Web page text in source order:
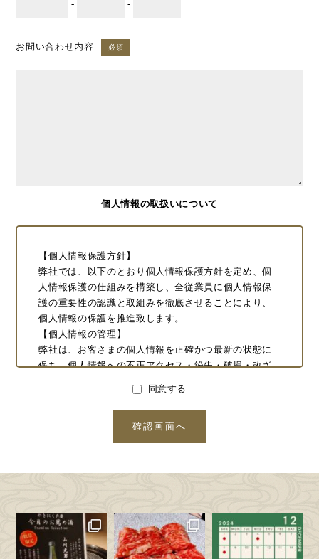
- -
お問い合わせ内容 必須
個人情報の取扱いについて
【個人情報保護方針】
弊社では、以下のとおり個人情報保護方針を定め、個
人情報保護の仕組みを構築し、全従業員に個人情報保
護の重要性の認識と取組みを徹底させることにより、
個人情報の保護を推進致します。
【個人情報の管理】
弊社は、お客さまの個人情報を正確かつ最新の状態に
保ち、個人情報への不正アクセス・紛失・破損・改ざ
の維持・管理体制の整備・社員教育の徹底等の必要な
措置を講じ、安全対策を実施し個人情報の厳重な管理
【個人情報の利用目的】
に、お名前、電話番号、メールアドレス等の個人情報
せん。
お客さまからお預かりした個人情報は、当社からのご
連絡や業務のご案内やご質問に対する回答やキャンペ
同意する